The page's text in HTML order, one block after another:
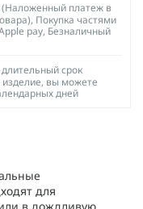
(Наложенный платеж в
Покупка частями
pay, Безналичный
срок
изделие, вы можете
дней
для